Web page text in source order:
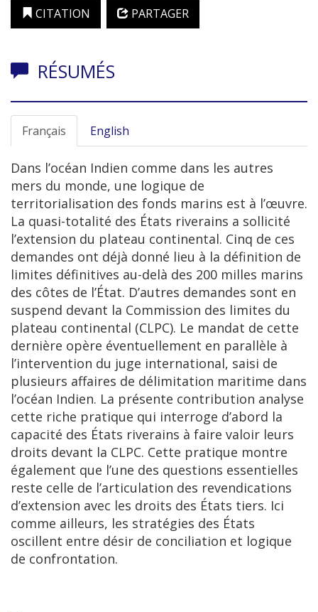
CITATION PARTAGER
RÉSUMÉS
Français English
Dans l’océan Indien comme dans les autres
mers du monde, une logique de
territorialisation des fonds marins est à l’œuvre.
La quasi-totalité des États riverains a sollicité
l’extension du plateau continental. Cinq de ces
demandes ont déjà donné lieu à la définition de
limites définitives au-delà des 200 milles marins
des côtes de l’État. D’autres demandes sont en
suspend devant la Commission des limites du
plateau continental (CLPC). Le mandat de cette
dernière opère éventuellement en parallèle à
l’intervention du juge international, saisi de
plusieurs affaires de délimitation maritime dans
l’océan Indien. La présente contribution analyse
cette riche pratique qui interroge d’abord la
capacité des États riverains à faire valoir leurs
droits devant la CLPC. Cette pratique montre
également que l’une des questions essentielles
reste celle de l’articulation des revendications
d’extension avec les droits des États tiers. Ici
comme ailleurs, les stratégies des États
oscillent entre désir de conciliation et logique
de confrontation.